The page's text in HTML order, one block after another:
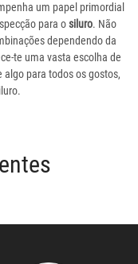
um papel primordial
para osiluro. Não
dependendo da
te uma vasta escolha de
algo para todos os gostos,